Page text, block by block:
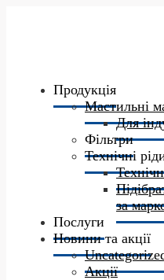
Продукція
Мастильні
Для
Фільтри
Технічні
за
Послуги
Новини та акції
Акції